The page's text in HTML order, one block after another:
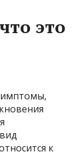
это
к